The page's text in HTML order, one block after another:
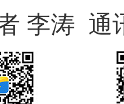
李涛 通